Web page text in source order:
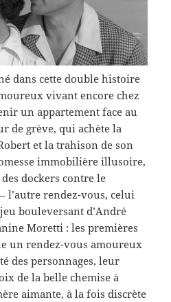
dans cette double histoire
vivant encore chez
un appartement face au
de grève, qui achète la
et la trahison de son
immobilière illusoire,
dockers contre le
l’autre rendez-vous, celui
bouleversant d’André
Moretti : les premières
un rendez-vous amoureux
des personnages, leur
de la belle chemise à
aimante, à la fois discrète